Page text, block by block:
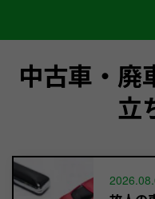
中古車・廃
立